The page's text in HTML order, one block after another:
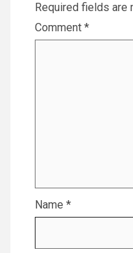
Required fields are
Comment *
Name *